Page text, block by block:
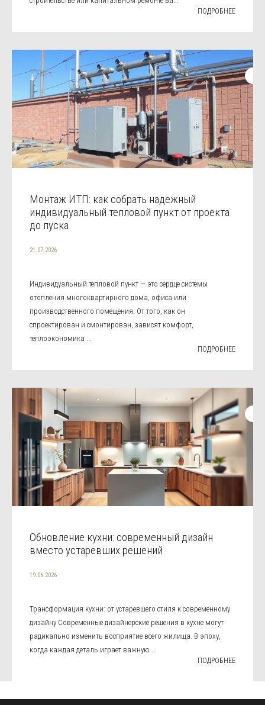
ПОДРОБНЕЕ
Монтаж ИТП: как собрать надежный
индивидуальный тепловой пункт от проекта
до пуска
21.07.2026
Индивидуальный тепловой пункт — это сердце системы
отопления многоквартирного дома, офиса или
производственного помещения. От того, как он
спроектирован и смонтирован, зависят комфорт,
теплоэкономика ...
ПОДРОБНЕЕ
Обновление кухни: современный дизайн
вместо устаревших решений
19.06.2026
Трансформация кухни: от устаревшего стиля к современному
дизайну Современные дизайнерские решения в кухне могут
радикально изменить восприятие всего жилища. В эпоху,
когда каждая деталь играет важную ...
ПОДРОБНЕЕ